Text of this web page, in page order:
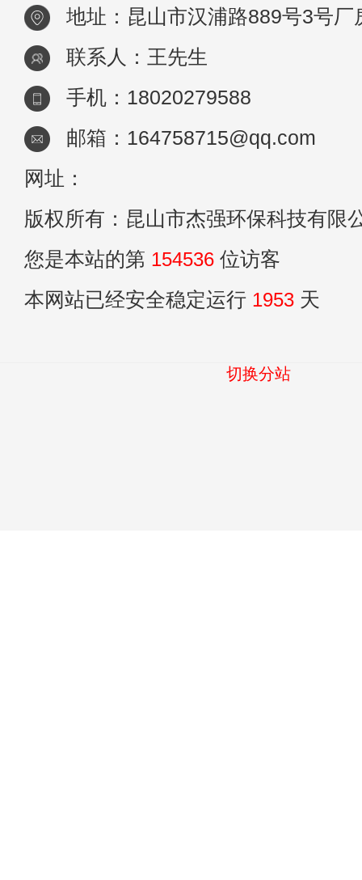
地址：昆山市汉浦路889号3号厂
联系人：王先生
手机：18020279588
邮箱：164758715@qq.com
网址：
版权所有：昆山市杰强环保科技有限
您是本站的第 154536 位访客
本网站已经安全稳定运行 1953 天
切换分站